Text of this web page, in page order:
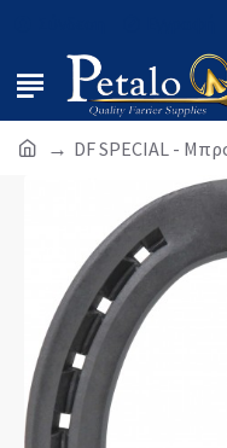
DF SPECIAL -